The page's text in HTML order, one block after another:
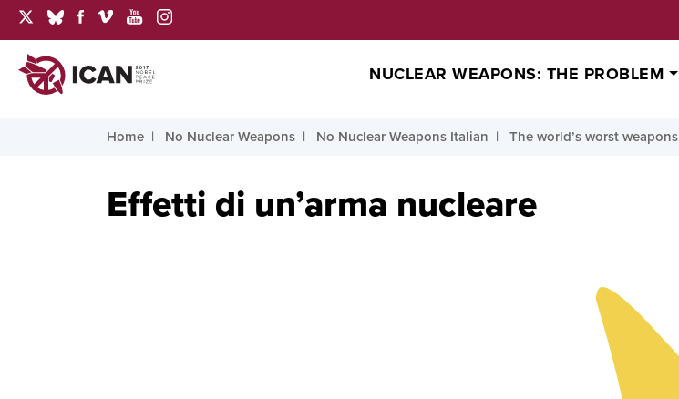
NUCLEAR WEAPONS: THE PROBLEM
Home No Nuclear Weapons No Nuclear Weapons Italian The world’s worst weapons
Effetti di un’arma nucleare